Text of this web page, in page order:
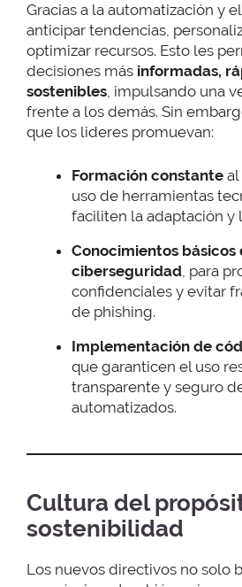
Gracias a la automatización y
anticipar tendencias,
optimizar recursos. Esto les
decisiones más informadas,
sostenibles, impulsando una
frente a los demás. Sin
que los lideres promuevan:
Formación constante
uso de herramientas
faciliten la adaptación y
Conocimientos básicos
ciberseguridad , para
confidenciales y evitar
de phishing.
Implementación de
que garanticen el uso
transparente y seguro
automatizados.
Cultura del
sostenibilidad
Los nuevos directivos no solo